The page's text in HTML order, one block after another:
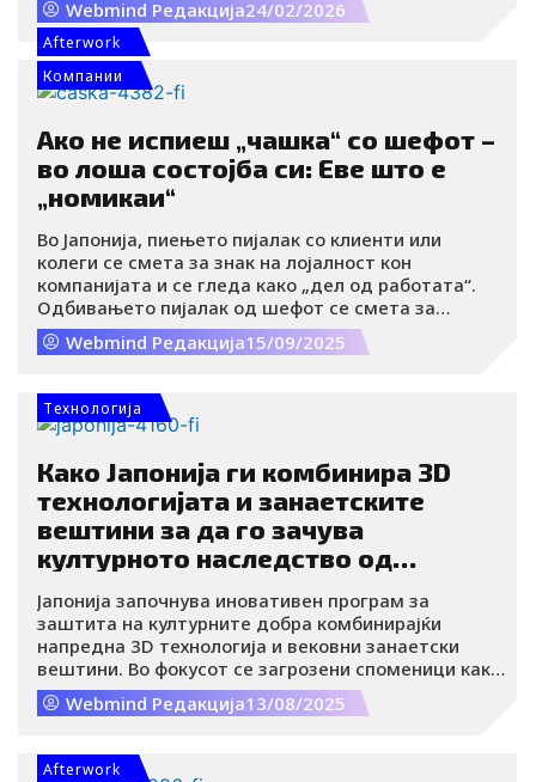
Webmind Редакција24/02/2026
Afterwork
Компании
Ако не испиеш „чашка“ со шефот –
во лоша состојба си: Еве што е
„номикаи“
Во Јапонија, пиењето пијалак со клиенти или
колеги се смета за знак на лојалност кон
компанијата и се гледа како „дел од работата“.
Одбивањето пијалак од шефот се смета за
навреда и може да „оштети“ нечива кариера.
Webmind Редакција15/09/2025
Tехнологија
Како Јапонија ги комбинира 3D
технологијата и занаетските
вештини за да го зачува
културното наследство од
Јапонија започнува иновативен програм за
заштита на културните добра комбинирајќи
напредна 3D технологија и вековни занаетски
вештини. Во фокусот се загрозени споменици како
што се храмови и замоци, кои се соочуваат со
закани поради климатските промени, земјотреси
Webmind Редакција13/08/2025
Afterwork